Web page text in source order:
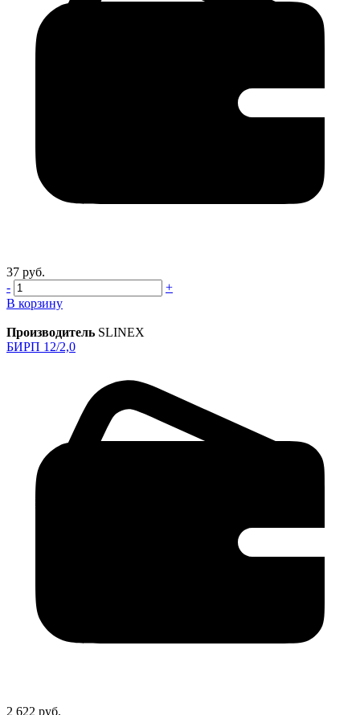
37 руб.
-
+
В корзину
Производитель SLINEX
БИРП 12/2,0
2 622 руб.